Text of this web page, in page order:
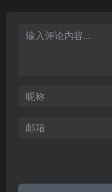
的信息推广渠道。358个